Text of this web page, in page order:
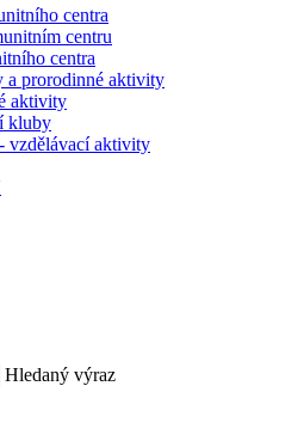
centra
centru
centra
prorodinné aktivity
aktivity
kluby
vzdělávací aktivity
Hledaný výraz